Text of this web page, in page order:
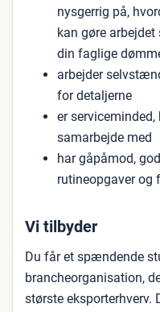
nysgerrig på,
kan gøre arbejdet
din faglige
arbejder
for detaljerne
er
samarbejde med
har gåpåmod,
rutineopgaver og
Vi tilbyder
Du får et spændende
brancheorganisation,
største eksporterhverv.